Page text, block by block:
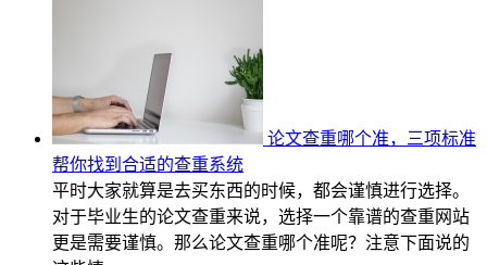
论文查重哪个准，三项标准
帮你找到合适的查重系统
平时大家就算是去买东西的时候，都会谨慎进行选择。
对于毕业生的论文查重来说，选择一个靠谱的查重网站
更是需要谨慎。那么论文查重哪个准呢？注意下面说的